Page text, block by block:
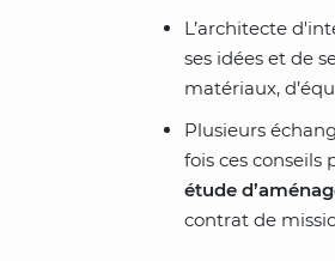
L’architecte
ses idées et de
matériaux,
Plusieurs
fois ces conseils
étude
contrat de